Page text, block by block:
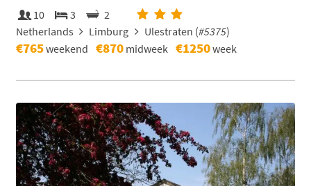
10 3
2
Netherlands
Limburg Ulestraten (#5375)
€765weekend €870 midweek €1250week